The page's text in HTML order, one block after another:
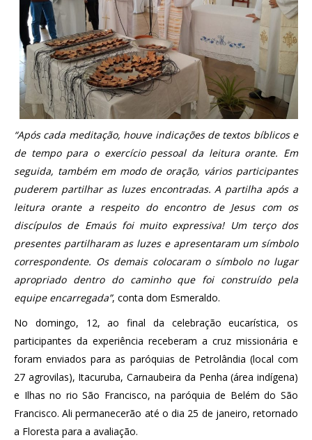
“Após cada meditação, houve indicações de textos bíblicos e
de tempo para o exercício pessoal da leitura orante. Em
seguida, também em modo de oração, vários participantes
puderem partilhar as luzes encontradas. A partilha após a
leitura orante a respeito do encontro de Jesus com os
discípulos de Emaús foi muito expressiva! Um terço dos
presentes partilharam as luzes e apresentaram um símbolo
correspondente. Os demais colocaram o símbolo no lugar
apropriado dentro do caminho que foi construído pela
equipe encarregada”, conta dom Esmeraldo.
No domingo, 12, ao final da celebração eucarística, os
participantes da experiência receberam a cruz missionária e
foram enviados para as paróquias de Petrolândia (local com
27 agrovilas), Itacuruba, Carnaubeira da Penha (área indígena)
e Ilhas no rio São Francisco, na paróquia de Belém do São
Francisco. Ali permanecerão até o dia 25 de janeiro, retornado
a Floresta para a avaliação.